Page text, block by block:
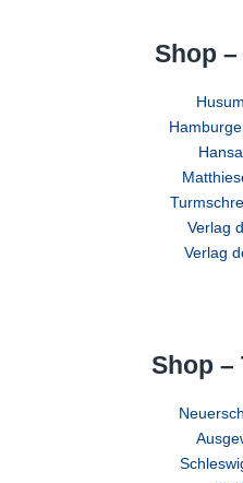
Shop
Verlag
Verlag
Shop –